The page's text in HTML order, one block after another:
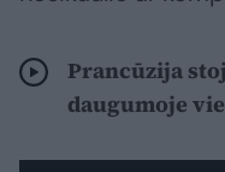
Prancūzija
daugumoje